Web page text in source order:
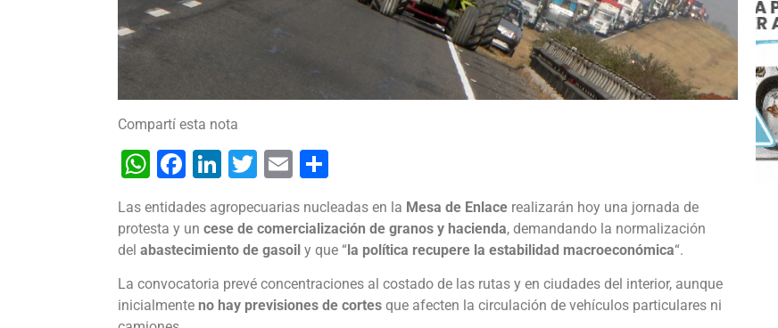
Compartí esta nota
WhatsApp
Facebook
LinkedIn
Twitter
Email
Las entidades agropecuarias nucleadas en la Mesa de Enlace realizarán hoy una jornada de
protesta y un cese de comercialización de granos y hacienda, demandando la normalización
del abastecimiento de gasoil y que “la política recupere la estabilidad macroeconómica“.
La convocatoria prevé concentraciones al costado de las rutas y en ciudades del interior, aunque
inicialmente no hay previsiones de cortes que afecten la circulación de vehículos particulares ni